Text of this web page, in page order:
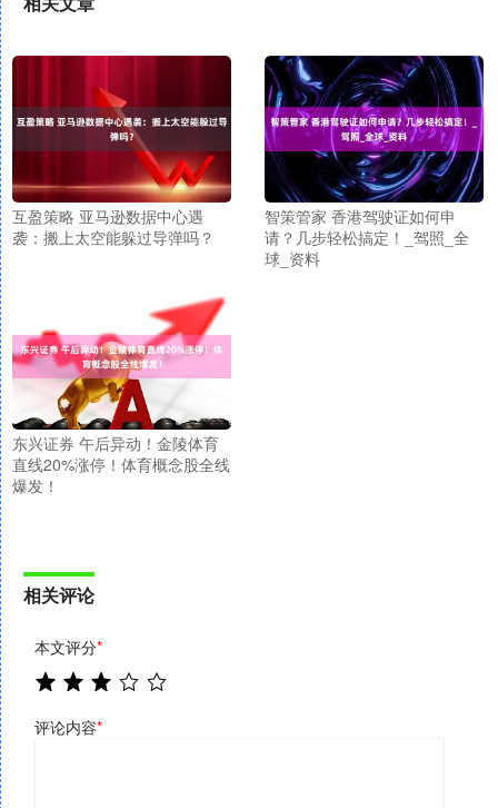
互盈策略 亚马逊数据中心遇
袭：搬上太空能躲过导弹吗？
智策管家 香港驾驶证如何申
请？几步轻松搞定！_驾照_全
球_资料
东兴证券 午后异动！金陵体育
直线20%涨停！体育概念股全线
爆发！
相关评论
本文评分*
评论内容*